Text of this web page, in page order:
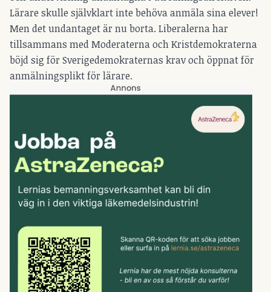
Lärare skulle självklart inte behöva anmäla sina elever!
Men det undantaget är nu borta. Liberalerna har
tillsammans med Moderaterna och Kristdemokraterna
böjd sig för Sverigedemokraternas krav och öppnat för
anmälningsplikt för lärare.